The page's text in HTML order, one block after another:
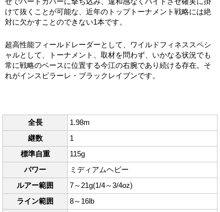
けて抜くことが可能な、近年のトップトーナメント戦略には絶
対に欠かすことのできない1本です。
超高性能フィールドレーダーとして、ワイルドフィネススペシ
ャルとして、トーナメント、取材を問わず、いかなる状況でも
常に戦略のベースに位置する今江の右腕であり続ける存在。そ
れがインスピラーレ・ブラックレイブンです。
全長
1.98m
継数
1
標準自重
115g
パワー
ミディアムヘビー
ルアー範囲
7～21g(1/4～3/4oz)
ライン範囲
8～16lb